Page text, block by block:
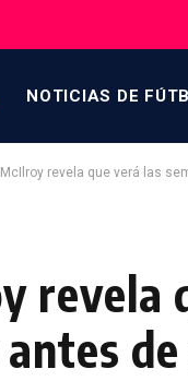
NOTICIAS DE
McIlroy revela que verá las
revela